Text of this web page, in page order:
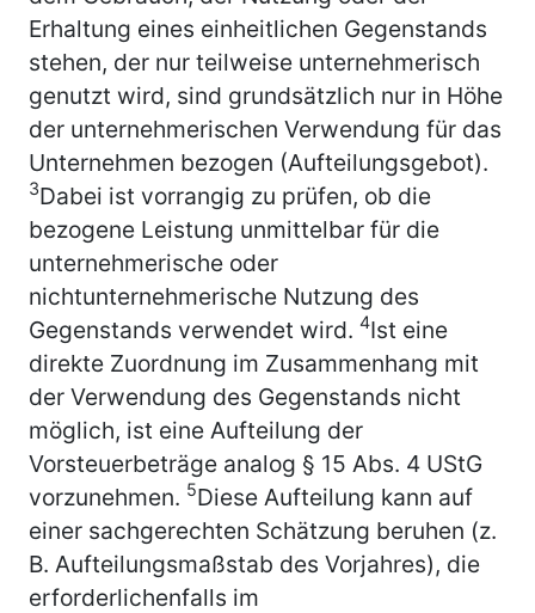
Erhaltung eines einheitlichen Gegenstands
stehen, der nur teilweise unternehmerisch
genutzt wird, sind grundsätzlich nur in Höhe
der unternehmerischen Verwendung für das
Unternehmen bezogen (Aufteilungsgebot).
3Dabei ist vorrangig zu prüfen, ob die
bezogene Leistung unmittelbar für die
unternehmerische oder
nichtunternehmerische Nutzung des
Gegenstands verwendet wird. 4Ist eine
direkte Zuordnung im Zusammenhang mit
der Verwendung des Gegenstands nicht
möglich, ist eine Aufteilung der
Vorsteuerbeträge analog § 15 Abs. 4 UStG
vorzunehmen. 5Diese Aufteilung kann auf
einer sachgerechten Schätzung beruhen (z.
B. Aufteilungsmaßstab des Vorjahres), die
erforderlichenfalls im